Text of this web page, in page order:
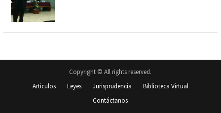
Copyright © All rights reserved.
Articulos
Leyes Jurisprudencia
Biblioteca Virtual
Contáctanos